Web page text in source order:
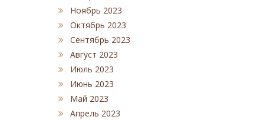
Ноябрь 2023
Октябрь 2023
Сентябрь 2023
Август 2023
Июль 2023
Июнь 2023
Май 2023
Апрель 2023